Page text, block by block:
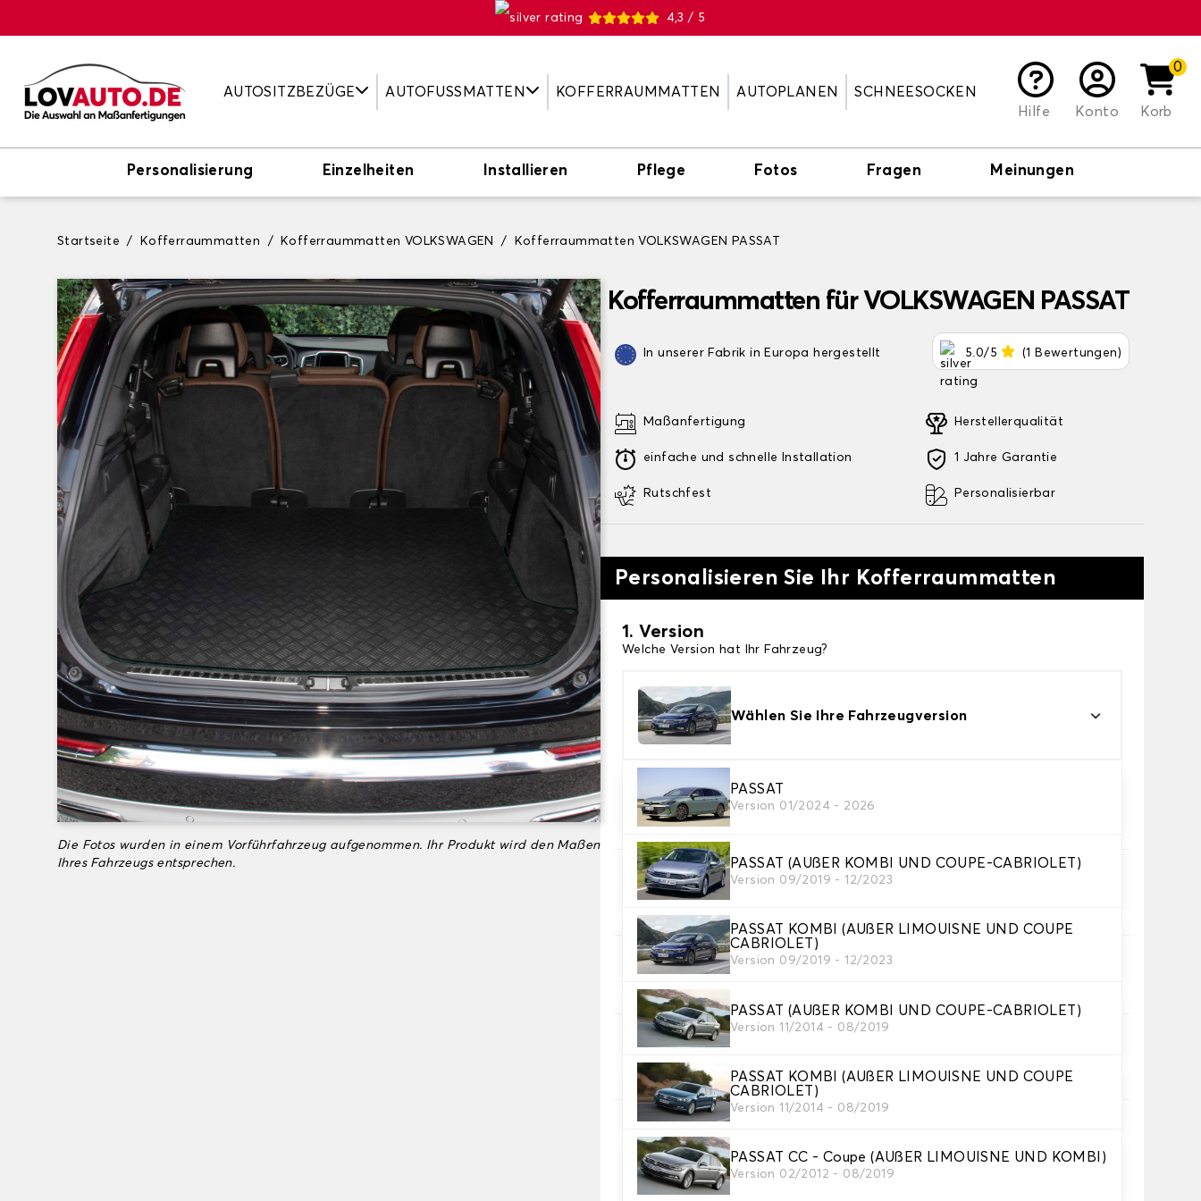
4,3 / 5
AUTOSITZBEZÜGE AUTOFUSSMATTEN KOFFERRAUMMATTEN AUTOPLANEN
SCHNEESOCKEN
Hilfe
Konto
0
Korb
Personalisierung Einzelheiten Installieren Pflege Fotos Fragen Meinungen
Startseite Kofferraummatten Kofferraummatten VOLKSWAGEN Kofferraummatten VOLKSWAGEN PASSAT
Die Fotos wurden in einem Vorführfahrzeug aufgenommen. Ihr Produkt wird den Maßen
Ihres Fahrzeugs entsprechen.
Kofferraummatten für VOLKSWAGEN PASSAT
In unserer Fabrik in Europa hergestellt 5.0/5 (1 Bewertungen)
Maßanfertigung
einfache und schnelle Installation
Rutschfest
Herstellerqualität
1 Jahre Garantie
Personalisierbar
Personalisieren Sie Ihr Kofferraummatten
1. Version
Welche Version hat Ihr Fahrzeug?
Wählen Sie Ihre Fahrzeugversion
PASSAT
Version 01/2024 - 2026
PASSAT (AUßER KOMBI UND COUPE-CABRIOLET)
Version 09/2019 - 12/2023
PASSAT KOMBI (AUßER LIMOUISNE UND COUPE
CABRIOLET)
Version 09/2019 - 12/2023
PASSAT (AUßER KOMBI UND COUPE-CABRIOLET)
Version 11/2014 - 08/2019
PASSAT KOMBI (AUßER LIMOUISNE UND COUPE
CABRIOLET)
Version 11/2014 - 08/2019
PASSAT CC - Coupe (AUßER LIMOUISNE UND KOMBI)
Version 02/2012 - 08/2019
2. Material
Wählen Sie das Material Ihrer Kofferraummatte
3. Teppichfarbe
Wählen Sie die Farbe Ihres Teppichs des Kofferraums.
4. Material der Borte.
5. Farbe der Borte
Wählen Sie die Farbe der Borte.
6. Stickerei
Fügen Sie Ihre persönliche Note mit einem Text und/oder einem Symbol hinzu
Text und Logo hinzufügen